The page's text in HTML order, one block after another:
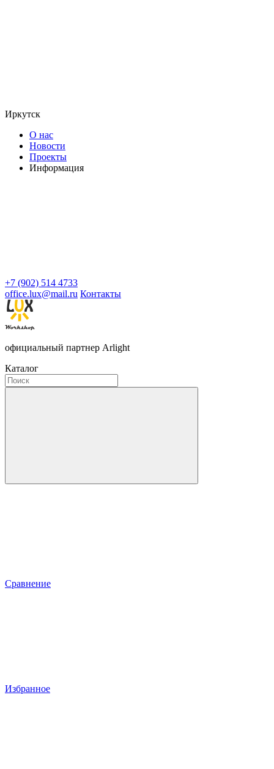
Иркутск
О нас
Новости
Проекты
Информация
+7 (902) 514 4733
office.lux@mail.ru Контакты
официальный партнер Arlight
Каталог
Сравнение
Избранное